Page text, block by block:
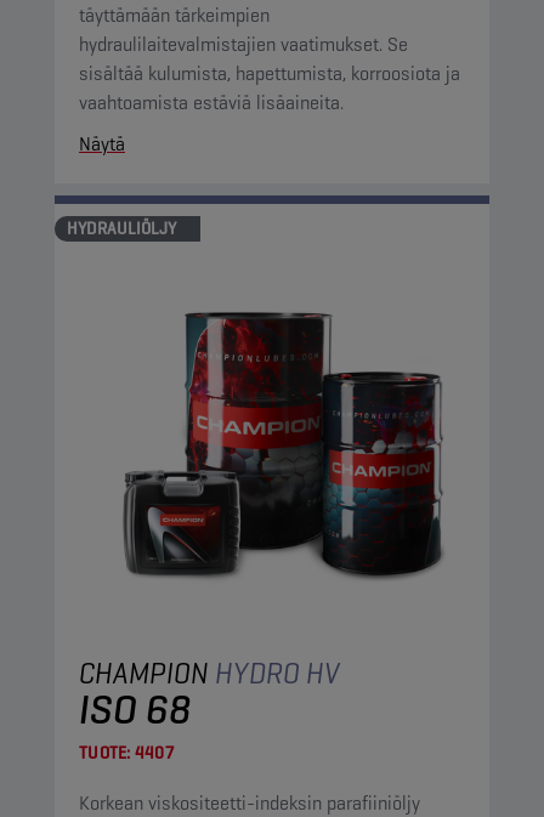
täyttämään tärkeimpien
hydraulilaitevalmistajien vaatimukset. Se
sisältää kulumista, hapettumista, korroosiota ja
vaahtoamista estäviä lisäaineita.
Näytä
HYDRAULIÖLJY
CHAMPION HYDRO HV
ISO 68
TUOTE: 4407
Korkean viskositeetti-indeksin parafiiniöljy